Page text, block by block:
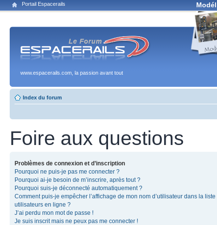
Portail Espacerails
www.espacerails.com, la passion avant tout
Index du forum
Foire aux questions
Problèmes de connexion et d’inscription
Pourquoi ne puis-je pas me connecter ?
Pourquoi ai-je besoin de m’inscrire, après tout ?
Pourquoi suis-je déconnecté automatiquement ?
Comment puis-je empêcher l’affichage de mon nom d’utilisateur dans la liste
utilisateurs en ligne ?
J’ai perdu mon mot de passe !
Je suis inscrit mais ne peux pas me connecter !